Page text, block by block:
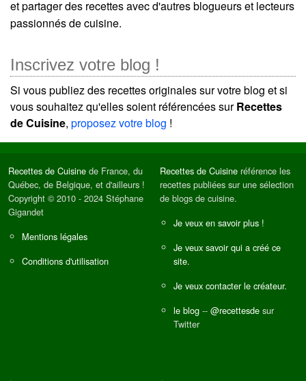
et partager des recettes avec d'autres blogueurs et lecteurs
passionnés de cuisine.
Inscrivez votre blog !
Si vous publiez des recettes originales sur votre blog et si
vous souhaitez qu'elles soient référencées surRecettes
de Cuisine, proposez votre blog !
Recettes de Cuisine de France, du
Québec, de Belgique, et d'ailleurs !
Copyright © 2010 - 2024 Stéphane
Gigandet
Mentions légales
Conditions d'utilisation
Recettes de Cuisine référence les
recettes publiées sur une sélection
de blogs de cuisine.
Je veux en savoir plus !
Je veux savoir qui a créé ce
site.
Je veux contacter le créateur.
le blog -- @recettesde sur
Twitter